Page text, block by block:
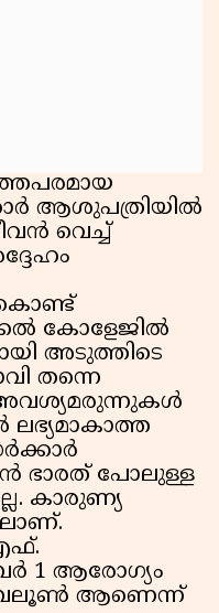
ആശുപത്രിയിൽ
വെച്ച്
കോളേജിൽ
അടുത്തിടെ
തന്നെ
അവശ്യമരുന്നുകൾ
ഭാരത് പോലുള്ള
കാരുണ്യ
1 ആരോഗ്യം
ബലൂൺ ആണെന്ന്